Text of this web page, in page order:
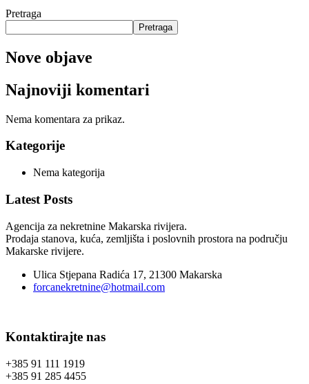
Pretraga
Pretraga
Nove objave
Najnoviji komentari
Nema komentara za prikaz.
Kategorije
Nema kategorija
Latest Posts
Agencija za nekretnine Makarska rivijera.
Prodaja stanova, kuća, zemljišta i poslovnih prostora na području
Makarske rivijere.
Ulica Stjepana Radića 17, 21300 Makarska
forcanekretnine@hotmail.com
Kontaktirajte nas
+385 91 111 1919
+385 91 285 4455